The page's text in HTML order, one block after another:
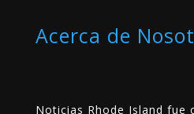
Acerca de
Noticias Rhode Island fue